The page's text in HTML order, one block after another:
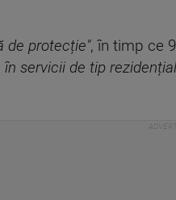
de protecție", în timp ce
servicii de tip rezidențial